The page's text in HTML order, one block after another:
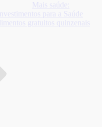
Mais saúde:
para a Saúde
gratuitos quinzenais